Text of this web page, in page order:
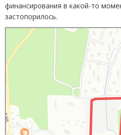
финансирования в какой-то
застопорилось.
Яндекс Карты
Яндекс Карты — транспорт,